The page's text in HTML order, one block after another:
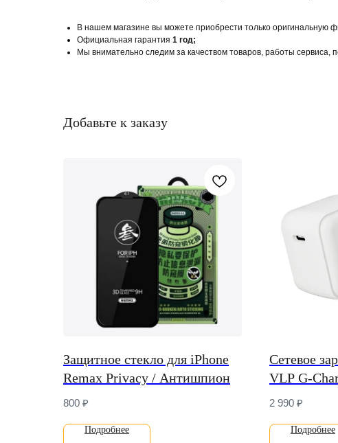
В нашем магазине вы можете приобрести только
Официальная гарантия 1 год;
Мы внимательно следим за качеством товаров, работы сервиса,
Добавьте к заказу
Защитное стекло для iPhone
Remax Privacy / Антишпион
800 ₽
Подробнее
Сетевое
VLP G-
Вт (USB-C)
2 990 ₽
Подробнее